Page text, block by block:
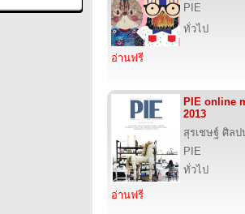
PIE
ทั่วไป
อ่านฟรี
PIE online
2013
สุรเชษฐ์ ศิลป
PIE
ทั่วไป
อ่านฟรี